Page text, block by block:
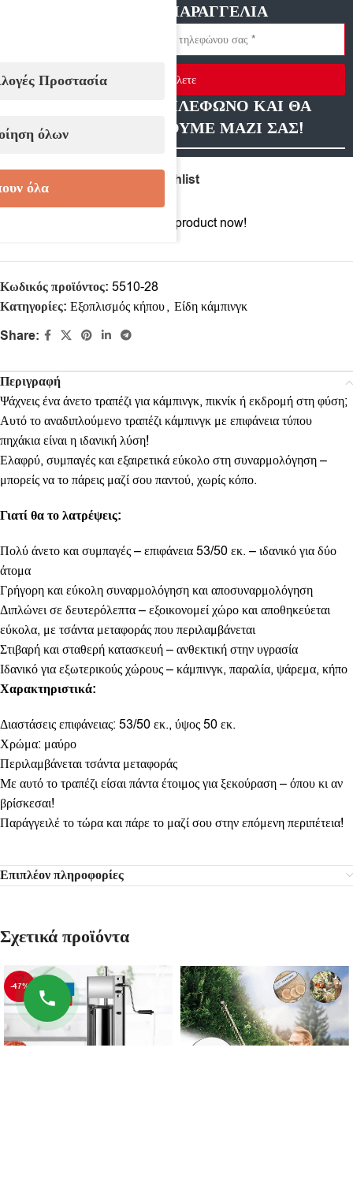
ΓΡΗΓΟΡΗ ΠΑΡΑΓΓΕΛΙΑ
Στείλετε
ΑΦΗΣΤΕ ΜΑΣ ΤΗΛΕΦΩΝΟ ΚΑΙ ΘΑ
ΕΠΙΚΟΙΝΩΝΗΣΟΥΜΕ ΜΑΖΙ ΣΑΣ!
Compare Add to wishlist
People watching this product now!
Κωδικός προϊόντος: 5510-28
Κατηγορίες: Εξοπλισμός κήπου, Είδη κάμπινγκ
Share:
Περιγραφή
Ψάχνεις ένα άνετο τραπέζι για κάμπινγκ, πικνίκ ή εκδρομή στη φύση;
Αυτό το αναδιπλούμενο τραπέζι κάμπινγκ με επιφάνεια τύπου
πηχάκια είναι η ιδανική λύση!
Ελαφρύ, συμπαγές και εξαιρετικά εύκολο στη συναρμολόγηση –
μπορείς να το πάρεις μαζί σου παντού, χωρίς κόπο.
Γιατί θα το λατρέψεις:
Πολύ άνετο και συμπαγές – επιφάνεια 53/50 εκ. – ιδανικό για δύο
άτομα
Γρήγορη και εύκολη συναρμολόγηση και αποσυναρμολόγηση
Διπλώνει σε δευτερόλεπτα – εξοικονομεί χώρο και αποθηκεύεται
εύκολα, με τσάντα μεταφοράς που περιλαμβάνεται
Στιβαρή και σταθερή κατασκευή – ανθεκτική στην υγρασία
Ιδανικό για εξωτερικούς χώρους – κάμπινγκ, παραλία, ψάρεμα, κήπο
Χαρακτηριστικά:
Διαστάσεις επιφάνειας: 53/50 εκ., ύψος 50 εκ.
Χρώμα: μαύρο
Περιλαμβάνεται τσάντα μεταφοράς
Με αυτό το τραπέζι είσαι πάντα έτοιμος για ξεκούραση – όπου κι αν
βρίσκεσαι!
Παράγγειλέ το τώρα και πάρε το μαζί σου στην επόμενη περιπέτεια!
Επιπλέον πληροφορίες
Σχετικά προϊόντα
-47%
Προστασία
όλων
όλα